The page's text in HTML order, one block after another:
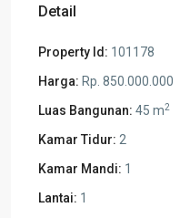
Detail
Property Id: 101178
Harga: Rp. 850.000.000
Luas Bangunan: 45 m2
Kamar Tidur: 2
Kamar Mandi: 1
Lantai: 1